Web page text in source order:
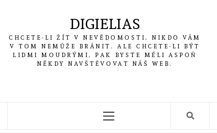
DIGIELIAS
CHCETE-LI ŽÍT V NEVĚDOMOSTI, NIKDO VÁM
V TOM NEMŮŽE BRÁNIT. ALE CHCETE-LI BÝT
LIDMI MOUDRÝMI, PAK BYSTE MĚLI ASPOŇ
NĚKDY NAVŠTĚVOVAT NÁŠ WEB.